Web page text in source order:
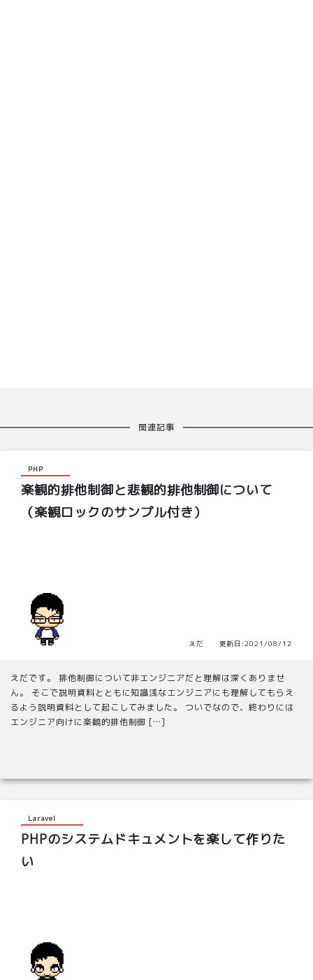
関連記事
PHP
楽観的排他制御と悲観的排他制御について
（楽観ロックのサンプル付き）
えだ 更新日:2021/08/12
えだです。 排他制御について非エンジニアだと理解は深くありませ
ん。 そこで説明資料とともに知識浅なエンジニアにも理解してもらえ
るよう説明資料として起こしてみました。 ついでなので、終わりには
エンジニア向けに楽観的排他制御 […]
Laravel
PHPのシステムドキュメントを楽して作りた
い